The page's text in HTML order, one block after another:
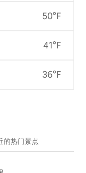
50°F
41°F
36°F
的热门景点